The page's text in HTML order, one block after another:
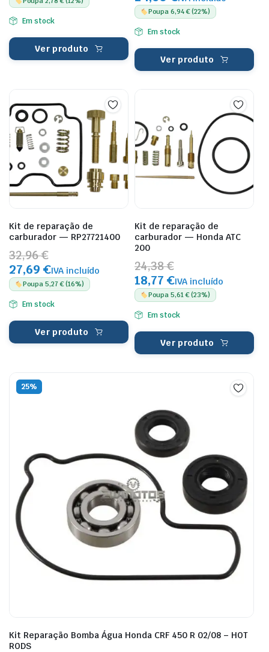
Em stock
Ver produto
Poupa 6,94 € (22%)
Em stock
Ver produto
Kit de reparação de
carburador — RP27721400
32,96 €
27,69 €IVA incluído
Poupa 5,27 € (16%)
Em stock
Ver produto
Kit de reparação de
carburador — Honda ATC
200
24,38 €
18,77 €IVA incluído
Poupa 5,61 € (23%)
Em stock
Ver produto
25%
Kit Reparação Bomba Água Honda CRF 450 R 02/08 – HOT
RODS